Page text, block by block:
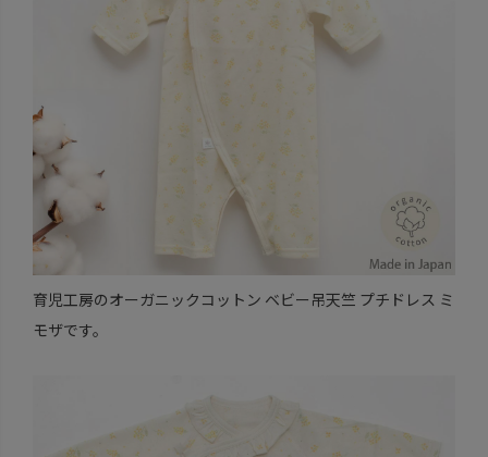
育児工房のオーガニックコットン ベビー吊天竺 プチドレス ミ
モザです。